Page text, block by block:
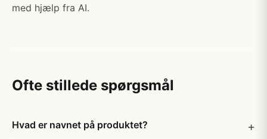
med hjælp fra AI.
Ofte stillede spørgsmål
Hvad er navnet på produktet?